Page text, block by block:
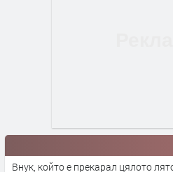
Внук, който е прекарал цялото